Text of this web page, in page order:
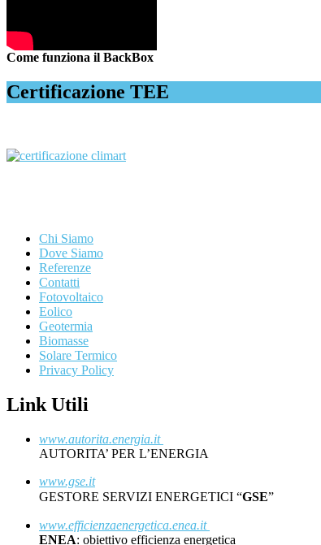
Come funziona il BackBox
Certificazione TEE
Chi Siamo
Dove Siamo
Referenze
Contatti
Fotovoltaico
Eolico
Geotermia
Biomasse
Solare Termico
Privacy Policy
Link Utili
www.autorita.energia.it
AUTORITA’ PER L’ENERGIA
www.gse.it
GESTORE SERVIZI ENERGETICI “GSE”
www.efficienzaenergetica.enea.it
ENEA: obiettivo efficienza energetica